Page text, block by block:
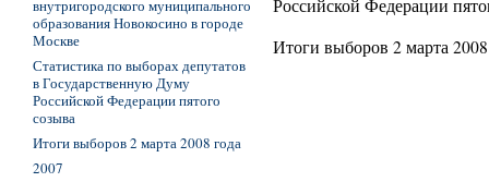
Российской Федерации
Итоги выборов 2 марта
внутригородского муниципального
образования Новокосино в городе
Москве
Статистика по выборах депутатов
в Государственную Думу
Российской Федерации пятого
созыва
Итоги выборов 2 марта 2008 года
2007